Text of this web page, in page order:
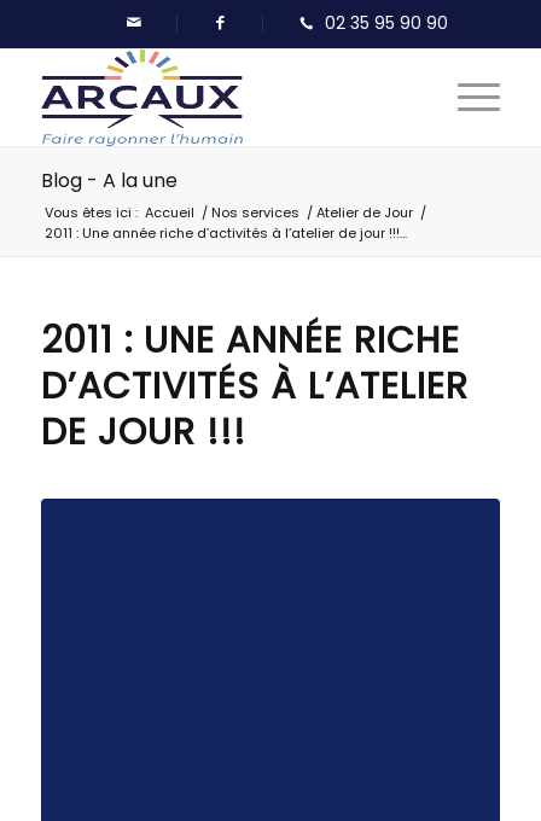
Blog - A la une
Vous êtes ici : Accueil / Nos services / Atelier de Jour /
2011 : Une année riche d’activités à l’atelier de jour !!!...
2011 : UNE ANNÉE RICHE
D’ACTIVITÉS À L’ATELIER
DE JOUR !!!